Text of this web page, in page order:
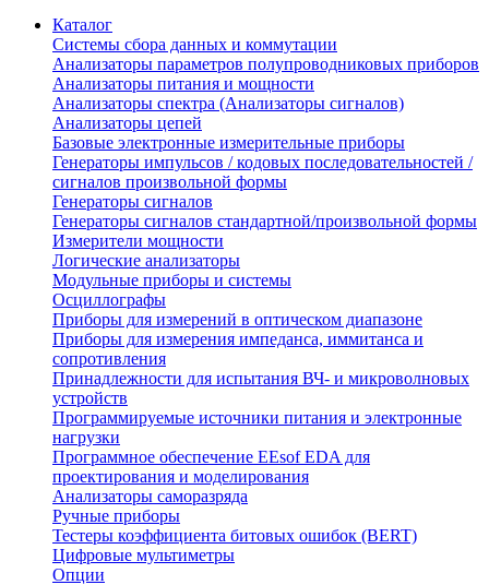
Каталог
Cистемы сбора данных и коммутации
Анализаторы параметров полупроводниковых приборов
Анализаторы питания и мощности
Анализаторы спектра (Анализаторы сигналов)
Анализаторы цепей
Базовые электронные измерительные приборы
Генераторы импульсов / кодовых последовательностей /
сигналов произвольной формы
Генераторы сигналов
Генераторы сигналов стандартной/произвольной формы
Измерители мощности
Логические анализаторы
Модульные приборы и системы
Осциллографы
Приборы для измерений в оптическом диапазоне
Приборы для измерения импеданса, иммитанса и
сопротивления
Принадлежности для испытания ВЧ- и микроволновых
устройств
Программируемые источники питания и электронные
нагрузки
Программное обеспечение EEsof EDA для
проектирования и моделирования
Анализаторы саморазряда
Ручные приборы
Тестеры коэффициента битовых ошибок (BERT)
Цифровые мультиметры
Опции